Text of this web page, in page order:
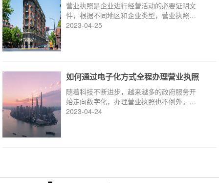
营业执照是企业进行经营活动的必要证明文
件，根据不同地区和企业类型，营业执照的
价格也会有所不同。以下是关于营业执照价
2023-04-25
如何通过电子化方式全程办理营业执照
随着科技不断进步，越来越多的政府服务开
始走向数字化，办理营业执照也不例外。本
文将介绍如何通过电子化方式全程办理营业
2023-04-24